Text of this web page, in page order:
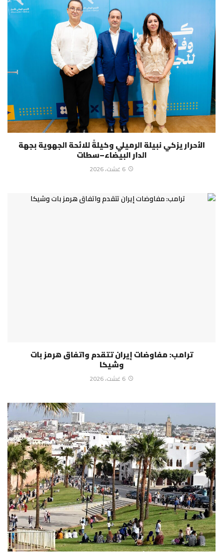
الأحرار يزكي نبيلة الرميلي وكيلةً للائحة الجهوية بجهة
الدار البيضاء–سطات
6 غشت، 2026
ترامب: مفاوضات إيران تتقدم واتفاق هرمز بات
وشيكا
6 غشت، 2026